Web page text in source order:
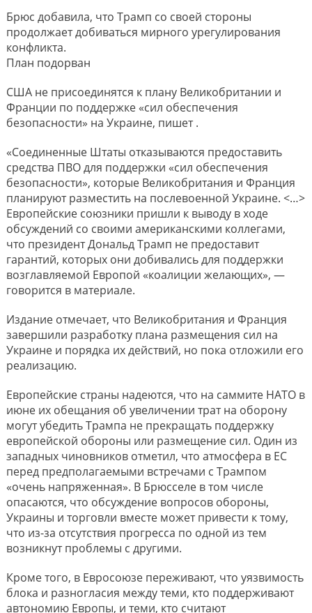
Брюс добавила, что Трамп со своей стороны
продолжает добиваться мирного урегулирования
конфликта.
План подорван
США не присоединятся к плану Великобритании и
Франции по поддержке «сил обеспечения
безопасности» на Украине, пишет .
«Соединенные Штаты отказываются предоставить
средства ПВО для поддержки «сил обеспечения
безопасности», которые Великобритания и Франция
планируют разместить на послевоенной Украине. <…>
Европейские союзники пришли к выводу в ходе
обсуждений со своими американскими коллегами,
что президент Дональд Трамп не предоставит
гарантий, которых они добивались для поддержки
возглавляемой Европой «коалиции желающих», —
говорится в материале.
Издание отмечает, что Великобритания и Франция
завершили разработку плана размещения сил на
Украине и порядка их действий, но пока отложили его
реализацию.
Европейские страны надеются, что на саммите НАТО в
июне их обещания об увеличении трат на оборону
могут убедить Трампа не прекращать поддержку
европейской обороны или размещение сил. Один из
западных чиновников отметил, что атмосфера в ЕС
перед предполагаемыми встречами с Трампом
«очень напряженная». В Брюсселе в том числе
опасаются, что обсуждение вопросов обороны,
Украины и торговли вместе может привести к тому,
что из-за отсутствия прогресса по одной из тем
возникнут проблемы с другими.
Кроме того, в Евросоюзе переживают, что уязвимость
блока и разногласия между теми, кто поддерживают
автономию Европы, и теми, кто считают